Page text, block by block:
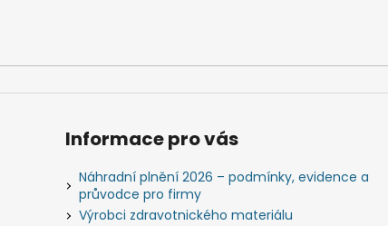
Informace pro vás
Náhradní plnění 2026 – podmínky, evidence a
průvodce pro firmy
Výrobci zdravotnického materiálu